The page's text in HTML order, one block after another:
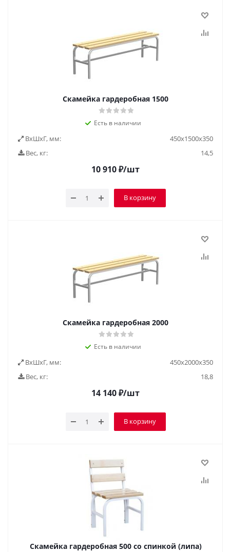
Скамейка гардеробная 1500
Есть в наличии
ВxШxГ, мм:
450x1500x350
Вес, кг:
14,5
10 910₽/шт
В корзину
Скамейка гардеробная 2000
Есть в наличии
ВxШxГ, мм:
450x2000x350
Вес, кг:
18,8
14 140₽/шт
В корзину
Скамейка гардеробная 500 со спинкой (липа)